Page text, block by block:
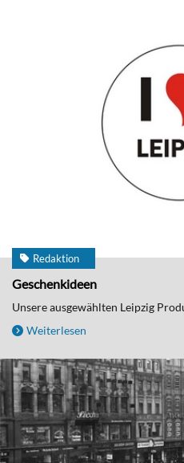
Redaktion
Geschenkideen
Unsere ausgewählten Leipzig
Weiterlesen